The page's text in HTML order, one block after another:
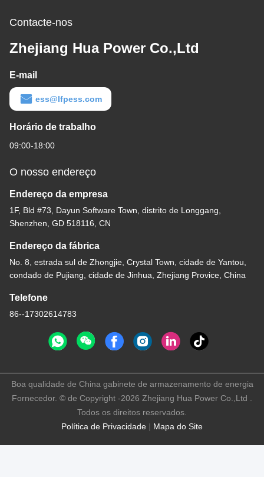
Contacte-nos
Zhejiang Hua Power Co.,Ltd
E-mail
ess@lfpess.com
Horário de trabalho
09:00-18:00
O nosso endereço
Endereço da empresa
1F, Bld #73, Dayun Software Town, distrito de Longgang,
Shenzhen, GD 518116, CN
Endereço da fábrica
No. 8, estrada sul de Zhongjie, Crystal Town, cidade de Yantou,
condado de Pujiang, cidade de Jinhua, Zhejiang Provice, China
Telefone
86--17302614783
Política de Privacidade | Mapa do Site
Boa qualidade de China gabinete de armazenamento de energia
Fornecedor. © de Copyright -2026 Zhejiang Hua Power Co.,Ltd .
Todos os direitos reservados.